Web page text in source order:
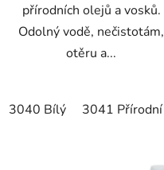
přírodních olejů a vosků.
Odolný vodě, nečistotám,
otěru a...
3040 Bílý 3041 Přírodní